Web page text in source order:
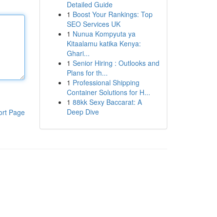
Page
Detailed Guide
1 Boost Your Rankings: Top
SEO Services UK
1 Nunua Kompyuta ya
Kitaalamu katika Kenya:
Ghari...
1 Senior Hiring : Outlooks and
Plans for th...
1 Professional Shipping
Container Solutions for H...
1 88kk Sexy Baccarat: A
Deep Dive